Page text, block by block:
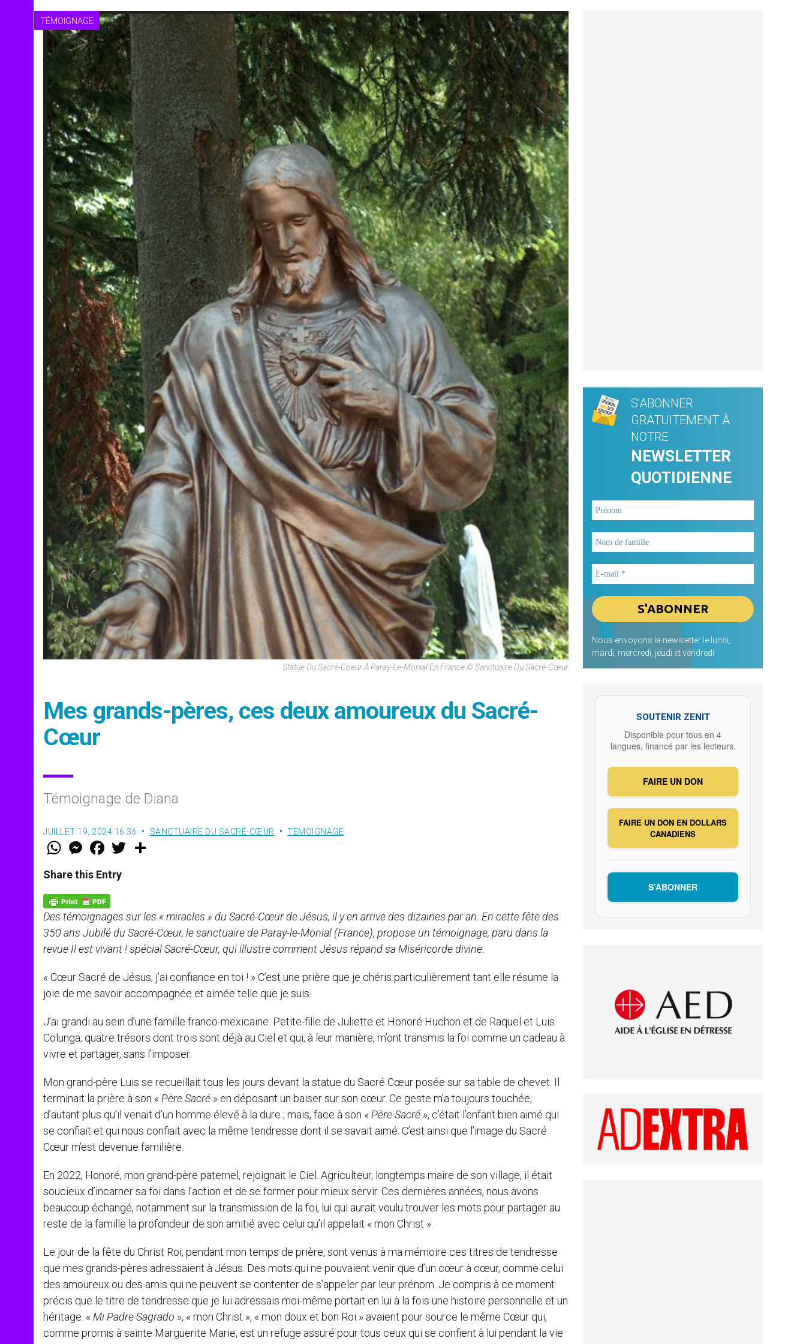
TÉMOIGNAGE
Statue Du Sacré-Coeur À Paray-Le-Monial En France © Sanctuaire Du Sacré-Cœur
Mes grands-pères, ces deux amoureux du Sacré-
Cœur
Témoignage de Diana
JUILLET 19, 2024 16:36 SANCTUAIRE DU SACRÉ-CŒUR TÉMOIGNAGE
W
t
s
p
p
M
e
s
e
g
e
r
F
a
e
b
k
w
Share this Entry
Des témoignages sur les « miracles » du Sacré-Cœur de Jésus, il y en arrive des dizaines par an. En cette fête des
350 ans Jubilé du Sacré-Cœur, le sanctuaire de Paray-le-Monial (France), propose un témoignage, paru dans la
revue Il est vivant ! spécial Sacré-Cœur, qui illustre comment Jésus répand sa Miséricorde divine.
« Cœur Sacré de Jésus, j’ai confiance en toi ! » C’est une prière que je chéris particulièrement tant elle résume la
joie de me savoir accompagnée et aimée telle que je suis.
J’ai grandi au sein d’une famille franco-mexicaine. Petite-fille de Juliette et Honoré Huchon et de Raquel et Luis
Colunga, quatre trésors dont trois sont déjà au Ciel et qui, à leur manière, m’ont transmis la foi comme un cadeau à
vivre et partager, sans l’imposer.
Mon grand-père Luis se recueillait tous les jours devant la statue du Sacré Cœur posée sur sa table de chevet. Il
terminait la prière à son « Père Sacré » en déposant un baiser sur son cœur. Ce geste m’a toujours touchée,
d’autant plus qu’il venait d’un homme élevé à la dure ; mais, face à son « Père Sacré », c’était l’enfant bien aimé qui
se confiait et qui nous confiait avec la même tendresse dont il se savait aimé. C’est ainsi que l’image du Sacré
Cœur m’est devenue familière.
En 2022, Honoré, mon grand-père paternel, rejoignait le Ciel. Agriculteur, longtemps maire de son village, il était
soucieux d’incarner sa foi dans l’action et de se former pour mieux servir. Ces dernières années, nous avons
beaucoup échangé, notamment sur la transmission de la foi, lui qui aurait voulu trouver les mots pour partager au
reste de la famille la profondeur de son amitié avec celui qu’il appelait « mon Christ ».
Le jour de la fête du Christ Roi, pendant mon temps de prière, sont venus à ma mémoire ces titres de tendresse
que mes grands-pères adressaient à Jésus. Des mots qui ne pouvaient venir que d’un cœur à cœur, comme celui
des amoureux ou des amis qui ne peuvent se contenter de s’appeler par leur prénom. Je compris à ce moment
précis que le titre de tendresse que je lui adressais moi-même portait en lui à la fois une histoire personnelle et un
héritage. « Mi Padre Sagrado », « mon Christ », « mon doux et bon Roi » avaient pour source le même Cœur qui,
comme promis à sainte Marguerite Marie, est un refuge assuré pour tous ceux qui se confient à lui pendant la vie
S'ABONNER
GRATUITEMENT À
NOTRE
NEWSLETTER
QUOTIDIENNE
Nous envoyons la newsletter le lundi,
mardi, mercredi, jeudi et vendredi
SOUTENIR ZENIT
Disponible pour tous en 4
langues, financé par les lecteurs.
FAIRE UN DON
FAIRE UN DON EN DOLLARS
CANADIENS
S’ABONNER